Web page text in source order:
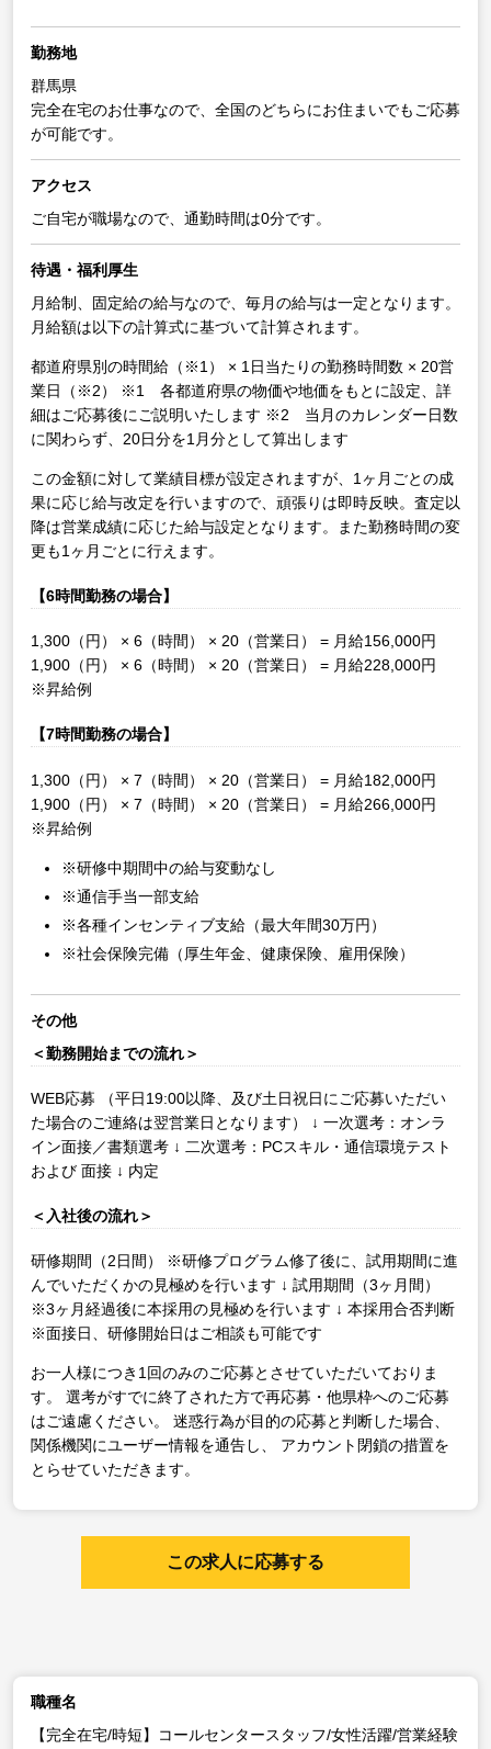
勤務地
群馬県
完全在宅のお仕事なので、全国のどちらにお住まいでもご応募
が可能です。
アクセス
ご自宅が職場なので、通勤時間は0分です。
待遇・福利厚生
月給制、固定給の給与なので、毎月の給与は一定となります。
月給額は以下の計算式に基づいて計算されます。
都道府県別の時間給（※1） × 1日当たりの勤務時間数 × 20営
業日（※2）
※1 各都道府県の物価や地価をもとに設定、詳
細はご応募後にご説明いたします ※2 当月のカレンダー日数
に関わらず、20日分を1月分として算出します
この金額に対して業績目標が設定されますが、1ヶ月ごとの成
果に応じ給与改定を行いますので、頑張りは即時反映。査定以
降は営業成績に応じた給与設定となります。また勤務時間の変
更も1ヶ月ごとに行えます。
【6時間勤務の場合】
1,300（円） × 6（時間） × 20（営業日） = 月給156,000円
1,900（円） × 6（時間） × 20（営業日） = 月給228,000円
※昇給例
【7時間勤務の場合】
1,300（円） × 7（時間） × 20（営業日） = 月給182,000円
1,900（円） × 7（時間） × 20（営業日） = 月給266,000円
※昇給例
※研修中期間中の給与変動なし
※通信手当一部支給
※各種インセンティブ支給（最大年間30万円）
※社会保険完備（厚生年金、健康保険、雇用保険）
その他
＜勤務開始までの流れ＞
WEB応募 （平日19:00以降、及び土日祝日にご応募いただい
た場合のご連絡は翌営業日となります）
↓ 一次選考：オンラ
イン面接／書類選考 ↓ 二次選考：PCスキル・通信環境テスト
および 面接 ↓ 内定
＜入社後の流れ＞
研修期間（2日間）
※研修プログラム修了後に、試用期間に進
んでいただくかの見極めを行います ↓ 試用期間（3ヶ月間）
※3ヶ月経過後に本採用の見極めを行います ↓ 本採用合否判断
※面接日、研修開始日はご相談も可能です
お一人様につき1回のみのご応募とさせていただいておりま
す。
選考がすでに終了された方で再応募・他県枠へのご応募
はご遠慮ください。
迷惑行為が目的の応募と判断した場合、
関係機関にユーザー情報を通告し、
アカウント閉鎖の措置を
とらせていただきます。
この求人に応募する
職種名
【完全在宅/時短】コールセンタースタッフ/女性活躍/営業経験